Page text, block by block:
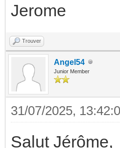
Jerome
Trouver
Angel54
Junior Member
31/07/2025,
Salut Jérôme,